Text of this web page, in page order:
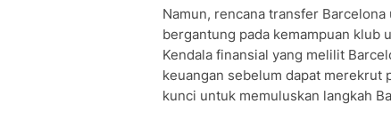
Namun, rencana transfer
bergantung pada kemampuan klub
Kendala finansial yang melilit
keuangan sebelum dapat merekrut
kunci untuk memuluskan langkah